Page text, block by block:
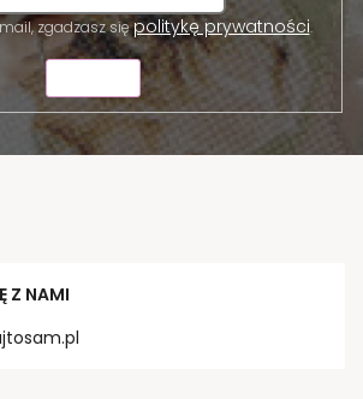
zgadzasz siępolitykę prywatności.
Z NAMI